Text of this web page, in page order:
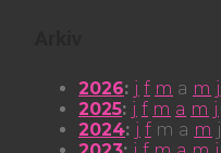
2026: j f m a m j
2025: j f m a m j
2024: j f m a m j